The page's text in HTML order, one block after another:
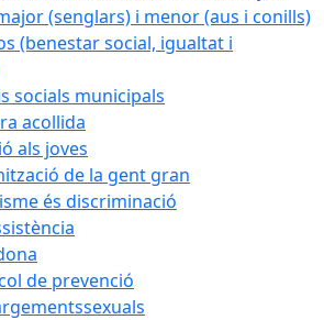
(senglars) i menor (aus i conills)
(benestar social, igualtat i
socials municipals
acollida
als joves
de la gent gran
és discriminació
de prevenció